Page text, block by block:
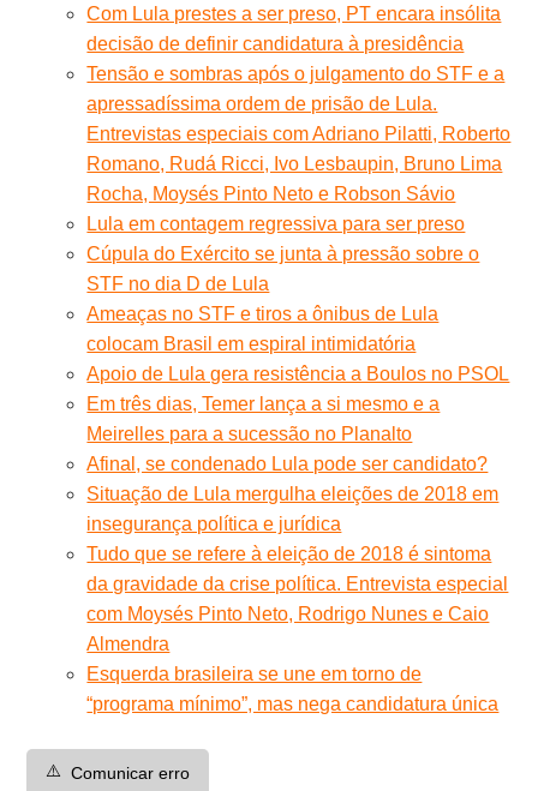
Com Lula prestes a ser preso, PT encara insólita
decisão de definir candidatura à presidência
Tensão e sombras após o julgamento do STF e a
apressadíssima ordem de prisão de Lula.
Entrevistas especiais com Adriano Pilatti, Roberto
Romano, Rudá Ricci, Ivo Lesbaupin, Bruno Lima
Rocha, Moysés Pinto Neto e Robson Sávio
Lula em contagem regressiva para ser preso
Cúpula do Exército se junta à pressão sobre o
STF no dia D de Lula
Ameaças no STF e tiros a ônibus de Lula
colocam Brasil em espiral intimidatória
Apoio de Lula gera resistência a Boulos no PSOL
Em três dias, Temer lança a si mesmo e a
Meirelles para a sucessão no Planalto
Afinal, se condenado Lula pode ser candidato?
Situação de Lula mergulha eleições de 2018 em
insegurança política e jurídica
Tudo que se refere à eleição de 2018 é sintoma
da gravidade da crise política. Entrevista especial
com Moysés Pinto Neto, Rodrigo Nunes e Caio
Almendra
Esquerda brasileira se une em torno de
“programa mínimo”, mas nega candidatura única
⚠️ Comunicar erro